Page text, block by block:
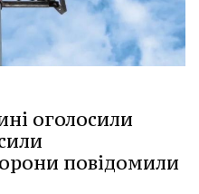
оголосили
повідомили